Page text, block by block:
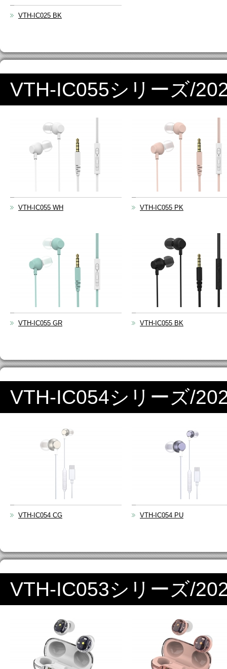
VTH-IC025 BK
VTH-IC055シリーズ/
VTH-IC055 WH VTH-IC055 PK
VTH-IC055 GR VTH-IC055 BK
VTH-IC054シリーズ/
VTH-IC054 CG VTH-IC054 PU
VTH-IC053シリーズ/